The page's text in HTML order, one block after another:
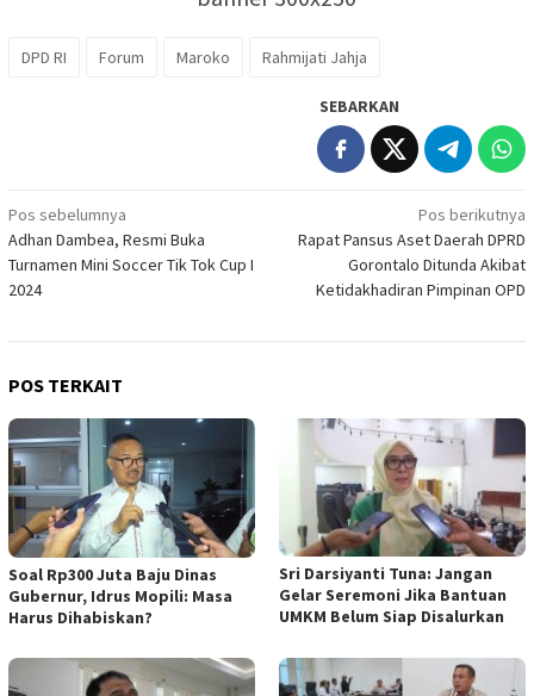
DPD RI Forum Maroko Rahmijati Jahja
SEBARKAN
Navigasi
pos
Pos sebelumnya
Adhan Dambea, Resmi Buka
Turnamen Mini Soccer Tik Tok Cup I
2024
Pos berikutnya
Rapat Pansus Aset Daerah DPRD
Gorontalo Ditunda Akibat
Ketidakhadiran Pimpinan OPD
POS TERKAIT
Soal Rp300 Juta Baju Dinas
Gubernur, Idrus Mopili: Masa
Harus Dihabiskan?
Sri Darsiyanti Tuna: Jangan
Gelar Seremoni Jika Bantuan
UMKM Belum Siap Disalurkan